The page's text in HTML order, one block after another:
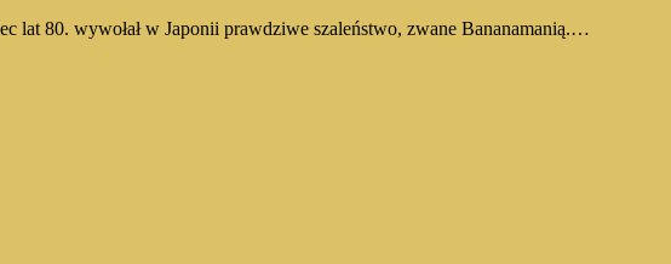
lat 80. wywołał w Japonii prawdziwe szaleństwo, zwane Bananamanią.…